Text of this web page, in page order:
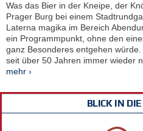
Was das Bier in der Kneipe, der
Prager Burg bei einem
Laterna magika im Bereich
ein Programmpunkt, ohne den
ganz Besonderes entgehen
seit über 50 Jahren immer wieder
mehr ›
BLICK IN